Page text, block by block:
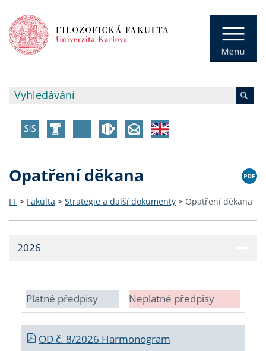
Opatření děkana
FF > Fakulta > Strategie a další dokumenty > Opatření děkana
2026
Platné předpisy Neplatné předpisy
OD č. 8/2026 Harmonogram